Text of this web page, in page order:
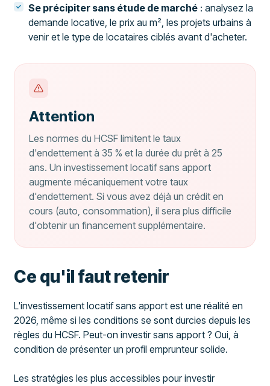
Se précipiter sans étude de marché : analysez la
demande locative, le prix au m², les projets urbains à
venir et le type de locataires ciblés avant d'acheter.
Attention
Les normes du HCSF limitent le taux
d'endettement à 35 % et la durée du prêt à 25
ans. Un investissement locatif sans apport
augmente mécaniquement votre taux
d'endettement. Si vous avez déjà un crédit en
cours (auto, consommation), il sera plus difficile
d'obtenir un financement supplémentaire.
Ce qu'il faut retenir
L'investissement locatif sans apport est une réalité en
2026, même si les conditions se sont durcies depuis les
règles du HCSF. Peut-on investir sans apport ? Oui, à
condition de présenter un profil emprunteur solide.
Les stratégies les plus accessibles pour investir